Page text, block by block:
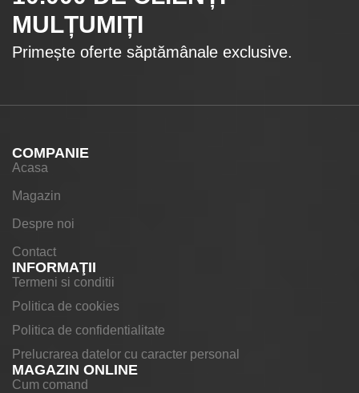
MULȚUMIȚI
Primește oferte săptămânale exclusive.
COMPANIE
Acasa
Magazin
Despre noi
Contact
INFORMAŢII
Termeni si conditii
Politica de cookies
Politica de confidentialitate
Prelucrarea datelor cu caracter personal
MAGAZIN ONLINE
Cum comand